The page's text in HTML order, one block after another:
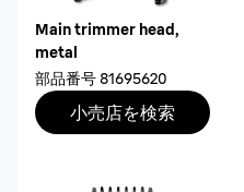
Main trimmer head,
metal
部品番号81695620
小売店を検索